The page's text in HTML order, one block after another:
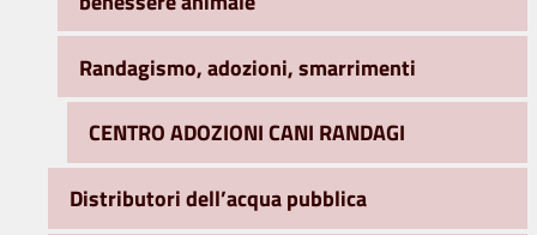
Randagismo, adozioni, smarrimenti
CENTRO ADOZIONI CANI RANDAGI
Distributori dell’acqua pubblica